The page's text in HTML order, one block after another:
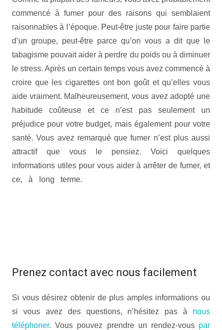
commencé à fumer pour des raisons qui semblaient
raisonnables à l’époque. Peut-être juste pour faire partie
d’un groupe, peut-être parce qu’on vous a dit que le
tabagisme pouvait aider à perdre du poids ou à diminuer
le stress. Après un certain temps vous avez commencé à
croire que les cigarettes ont bon goût et qu’elles vous
aide vraiment. Malheureusement, vous avez adopté une
habitude coûteuse et ce n’est pas seulement un
préjudice pour votre budget, mais également pour votre
santé. Vous avez remarqué que fumer n’est plus aussi
attractif que vous le pensiez. Voici quelques
informations utiles pour vous aider à arrêter de fumer, et
ce, à long terme.
Prenez contact avec nous facilement
Si vous désirez obtenir de plus amples informations ou
si vous avez des questions, n’hésitez pas à nous
téléphoner. Vous pouvez prendre un rendez-vous par